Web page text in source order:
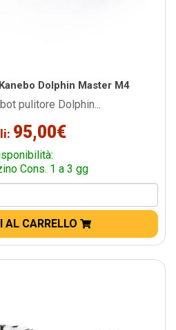
Dolphin Master M4
pulitore Dolphin...
95,00€
Cons. 1 a 3 gg
AL CARRELLO